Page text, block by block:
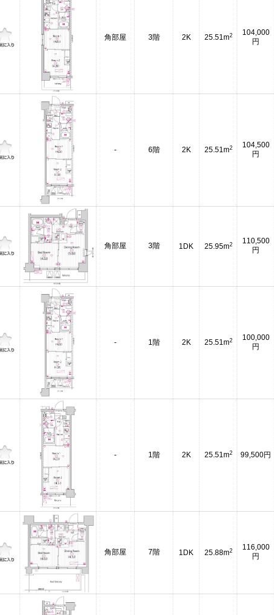
角部屋 3階 2K 25.51m2
104,000
円
- 6階 2K 25.51m2
104,500
円
角部屋 3階 1DK 25.95m2
110,500
円
- 1階 2K 25.51m2
100,000
円
- 1階 2K 25.51m2 99,500円
角部屋 7階 1DK 25.88m2
116,000
円